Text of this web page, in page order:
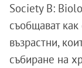
Society B:
съобщават
възрастни,
събиране на